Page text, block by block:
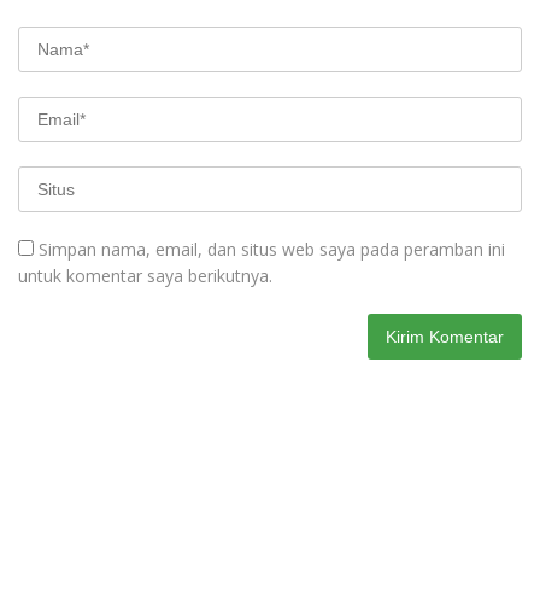
Simpan nama, email, dan situs web saya pada peramban ini
untuk komentar saya berikutnya.